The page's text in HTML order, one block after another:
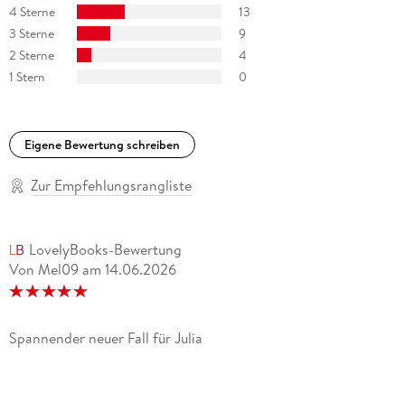
4 Sterne
13
3 Sterne
9
2 Sterne
4
1 Stern
0
Eigene Bewertung schreiben
Zur Empfehlungsrangliste
LovelyBooks-Bewertung
Von Mel09 am 14.06.2026
Spannender neuer Fall für Julia